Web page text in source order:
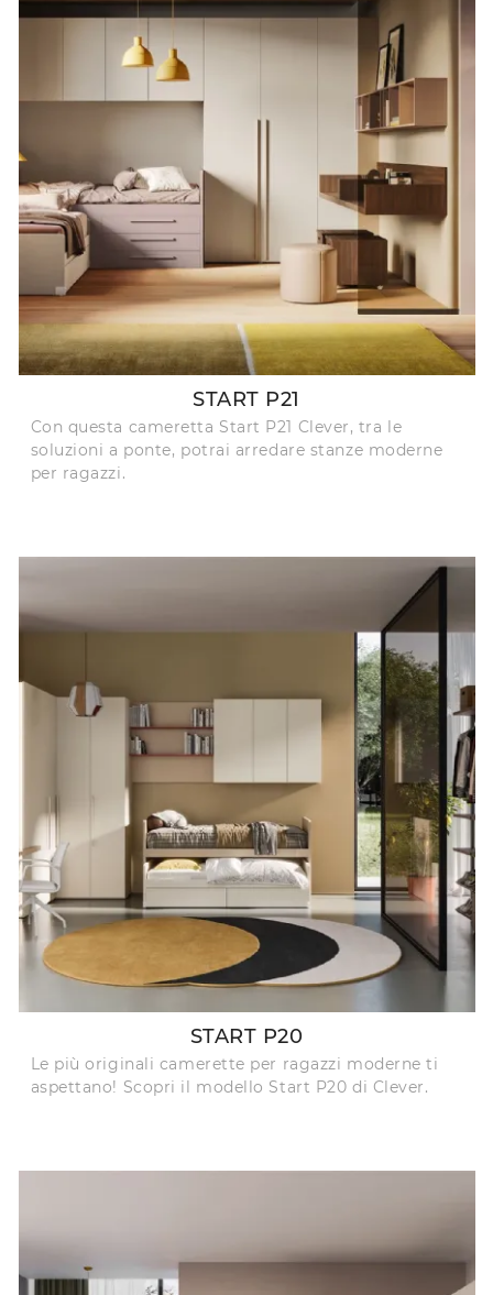
START P21
Con questa cameretta Start P21 Clever, tra le
soluzioni a ponte, potrai arredare stanze moderne
per ragazzi.
START P20
Le più originali camerette per ragazzi moderne ti
aspettano! Scopri il modello Start P20 di Clever.